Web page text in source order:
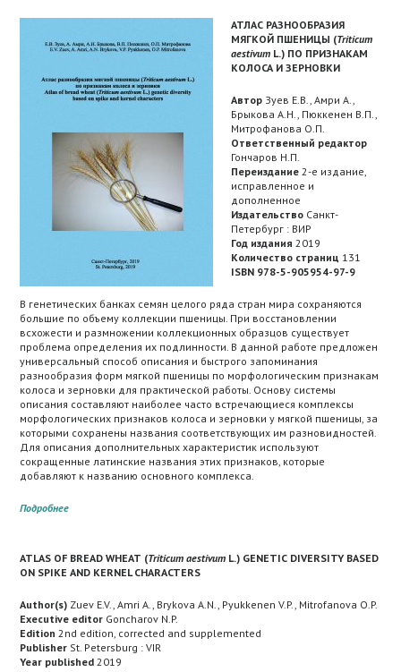
АТЛАС РАЗНООБРАЗИЯ
МЯГКОЙ ПШЕНИЦЫ (Triticum
aestivum L.) ПО ПРИЗНАКАМ
КОЛОСА И ЗЕРНОВКИ
Автор Зуев Е.В., Амри А.,
Брыкова А.Н., Пюккенен В.П.,
Митрофанова О.П.
Ответственный редактор
Гончаров Н.П.
Переиздание 2-е издание,
исправленное и
дополненное
Издательство Санкт-
Петербург : ВИР
Год издания 2019
Количество страниц 131
ISBN 978-5-905954-97-9
В генетических банках семян целого ряда стран мира сохраняются
большие по объему коллекции пшеницы. При восстановлении
всхожести и размножении коллекционных образцов существует
проблема определения их подлинности. В данной работе предложен
универсальный способ описания и быстрого запоминания
разнообразия форм мягкой пшеницы по морфологическим признакам
колоса и зерновки для практической работы. Основу системы
описания составляют наиболее часто встречающиеся комплексы
морфологических признаков колоса и зерновки у мягкой пшеницы, за
которыми сохранены названия соответствующих им разновидностей.
Для описания дополнительных характеристик используют
сокращенные латинские названия этих признаков, которые
добавляют к названию основного комплекса.
Подробнее
ATLAS OF BREAD WHEAT (Triticum aestivum L.) GENETIC DIVERSITY BASED
ON SPIKE AND KERNEL CHARACTERS
Author(s) Zuev E.V., Amri A., Brykova A.N., Pyukkenen V.P., Mitrofanova O.P.
Executive editor Goncharov N.P.
Edition 2nd edition, corrected and supplemented
Publisher St. Petersburg : VIR
Year published 2019